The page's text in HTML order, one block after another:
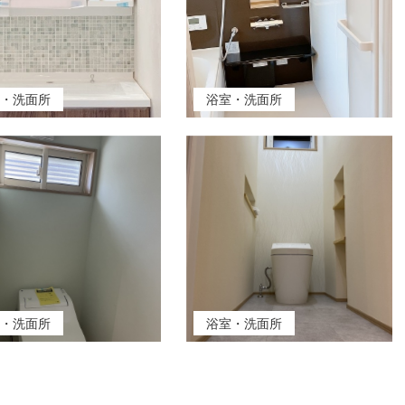
洗面所 浴室・洗面所
洗面所 浴室・洗面所